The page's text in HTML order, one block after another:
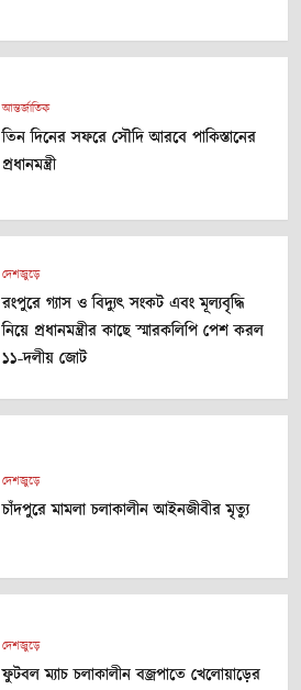
আন্তর্জাতিক
তিন দিনের সফরে সৌদি আরবে পাকিস্তানের
প্রধানমন্ত্রী
দেশজুড়ে
রংপুরে গ্যাস ও বিদ্যুৎ সংকট এবং মূল্যবৃদ্ধি
নিয়ে প্রধানমন্ত্রীর কাছে স্মারকলিপি পেশ করল
১১-দলীয় জোট
দেশজুড়ে
চাঁদপুরে মামলা চলাকালীন আইনজীবীর মৃত্যু
দেশজুড়ে
ফুটবল ম্যাচ চলাকালীন বজ্রপাতে খেলোয়াড়ের